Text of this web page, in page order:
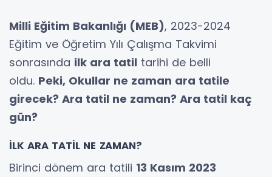
Milli Eğitim Bakanlığı (MEB), 2023-2024
Eğitim ve Öğretim Yılı Çalışma Takvimi
sonrasında ilk ara tatil tarihi de belli
oldu. Peki, Okullar ne zaman ara tatile
girecek? Ara tatil ne zaman? Ara tatil kaç
gün?
İLK ARA TATİL NE ZAMAN?
Birinci dönem ara tatili 13 Kasım 2023